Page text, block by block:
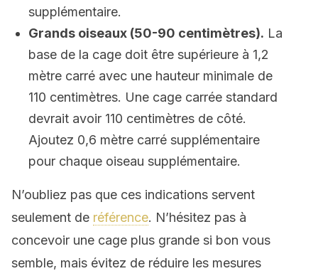
supplémentaire.
Grands oiseaux (50-90 centimètres). La
base de la cage doit être supérieure à 1,2
mètre carré avec une hauteur minimale de
110 centimètres. Une cage carrée standard
devrait avoir 110 centimètres de côté.
Ajoutez 0,6 mètre carré supplémentaire
pour chaque oiseau supplémentaire.
N’oubliez pas que ces indications servent
seulement de référence. N’hésitez pas à
concevoir une cage plus grande si bon vous
semble, mais évitez de réduire les mesures